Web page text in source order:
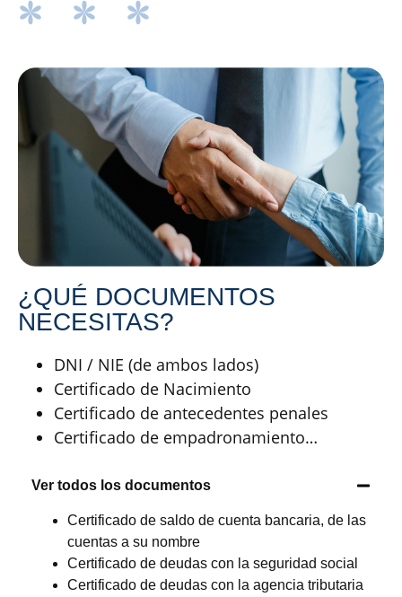
¿QUÉ DOCUMENTOS
NECESITAS?
DNI / NIE (de ambos lados)
Certificado de Nacimiento
Certificado de antecedentes penales
Certificado de empadronamiento…
Ver todos los documentos
Certificado de saldo de cuenta bancaria, de las
cuentas a su nombre
Certificado de deudas con la seguridad social
Certificado de deudas con la agencia tributaria